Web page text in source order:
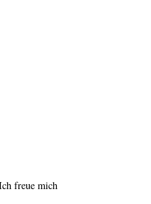
freue mich